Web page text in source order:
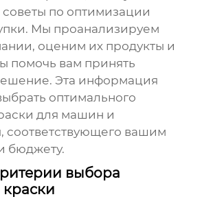
по оптимизации
Мы проанализируем
оценим их продукты и
помочь вам принять
Эта информация
оптимального
для машин и
, соответствующего вашим
бюджету.
выбора